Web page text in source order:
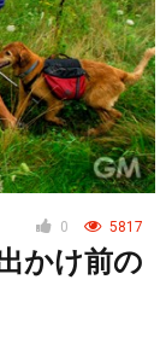
0 5817
かけ前の